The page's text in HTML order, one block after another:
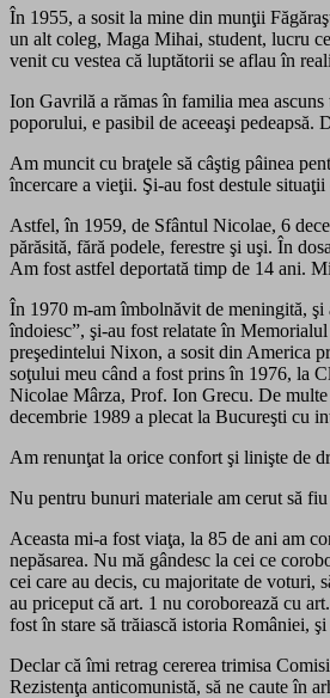
În 1955, a sosit la mine din munţii
un alt coleg, Maga Mihai, student, lucru
venit cu vestea că luptătorii se aflau în
Ion Gavrilă a rămas în familia mea
poporului, e pasibil de aceeaşi
Am muncit cu braţele să câştig pâinea
încercare a vieţii. Şi-au fost destule
Astfel, în 1959, de Sfântul Nicolae, 6
părăsită, fără podele, ferestre şi uşi. În
Am fost astfel deportată timp de 14 ani.
În 1970 m-am îmbolnăvit de meningită,
îndoiesc”, şi-au fost relatate în
preşedintelui Nixon, a sosit din America
soţului meu când a fost prins în 1976, la
Nicolae Mârza, Prof. Ion Grecu. De
decembrie 1989 a plecat la Bucureşti cu
Am renunţat la orice confort şi linişte de
Nu pentru bunuri materiale am cerut să
Aceasta mi-a fost viaţa, la 85 de ani am
nepăsarea. Nu mă gândesc la cei ce
cei care au decis, cu majoritate de voturi,
au priceput că art. 1 nu coroborează cu
fost în stare să trăiască istoria României,
Declar că îmi retrag cererea trimisa
Rezistenţa anticomunistă, să ne caute în